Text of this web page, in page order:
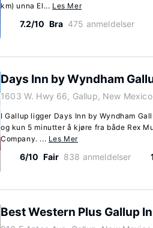
km) unna El... Les Mer
7.2/10 Bra 475 anmeldelser
Days Inn by Wyndham
1603 W. Hwy 66, Gallup, New
I Gallup ligger Days Inn by Wyndham
og kun 5 minutter å kjøre fra både Rex
Company. ... Les Mer
6/10 Fair 838 anmeldelser
Best Western Plus Gallup